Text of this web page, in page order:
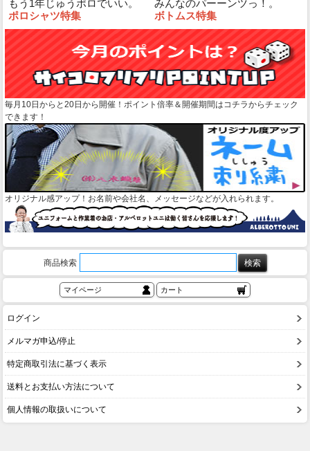
もう1年じゅうポロでいい。
ポロシャツ特集
みんなのパーーンツっ！。
ボトムス特集
毎月10日からと20日から開催！ポイント倍率＆開催期間はコチラからチェック
できます！
オリジナル感アップ！お名前や会社名、メッセージなどが入れられます。
商品検索
マイページ カート
ログイン
メルマガ申込/停止
特定商取引法に基づく表示
送料とお支払い方法について
個人情報の取扱いについて